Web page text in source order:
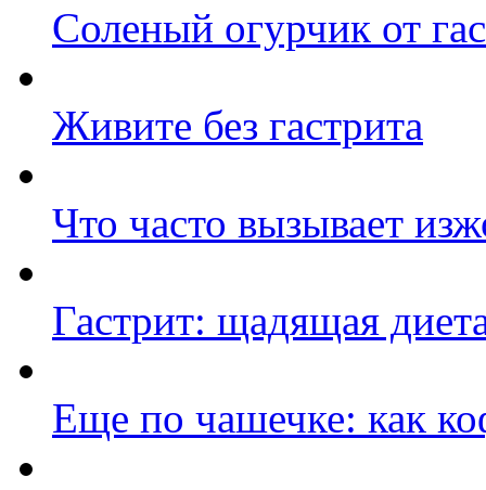
Соленый огурчик от
Живите без гастрита
Что часто вызывает
Гастрит: щадящая
Еще по чашечке: как